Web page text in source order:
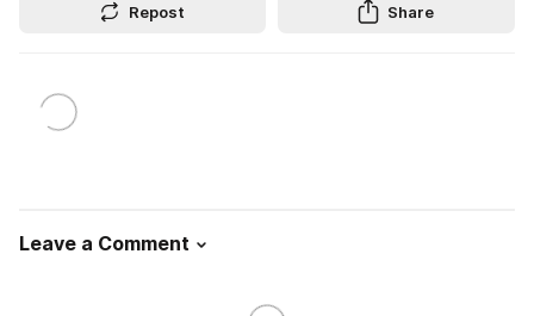
Repost Share
Leave a Comment